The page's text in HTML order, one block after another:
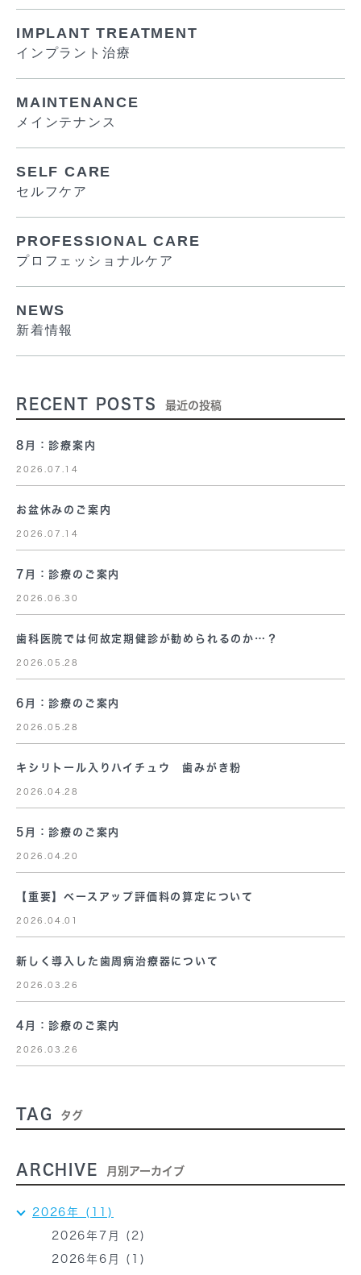
IMPLANT TREATMENT
インプラント治療
MAINTENANCE
メインテナンス
SELF CARE
セルフケア
PROFESSIONAL CARE
プロフェッショナルケア
NEWS
新着情報
RECENT POSTS 最近の投稿
8月：診療案内
2026.07.14
お盆休みのご案内
2026.07.14
7月：診療のご案内
2026.06.30
歯科医院では何故定期健診が勧められるのか…？
2026.05.28
6月：診療のご案内
2026.05.28
キシリトール入りハイチュウ 歯みがき粉
2026.04.28
5月：診療のご案内
2026.04.20
【重要】ベースアップ評価料の算定について
2026.04.01
新しく導入した歯周病治療器について
2026.03.26
4月：診療のご案内
2026.03.26
TAG タグ
ARCHIVE 月別アーカイブ
2026年 (11)
2026年7月 (2)
2026年6月 (1)